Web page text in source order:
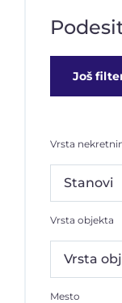
Još
Vrsta
Vrsta objekta
Mesto